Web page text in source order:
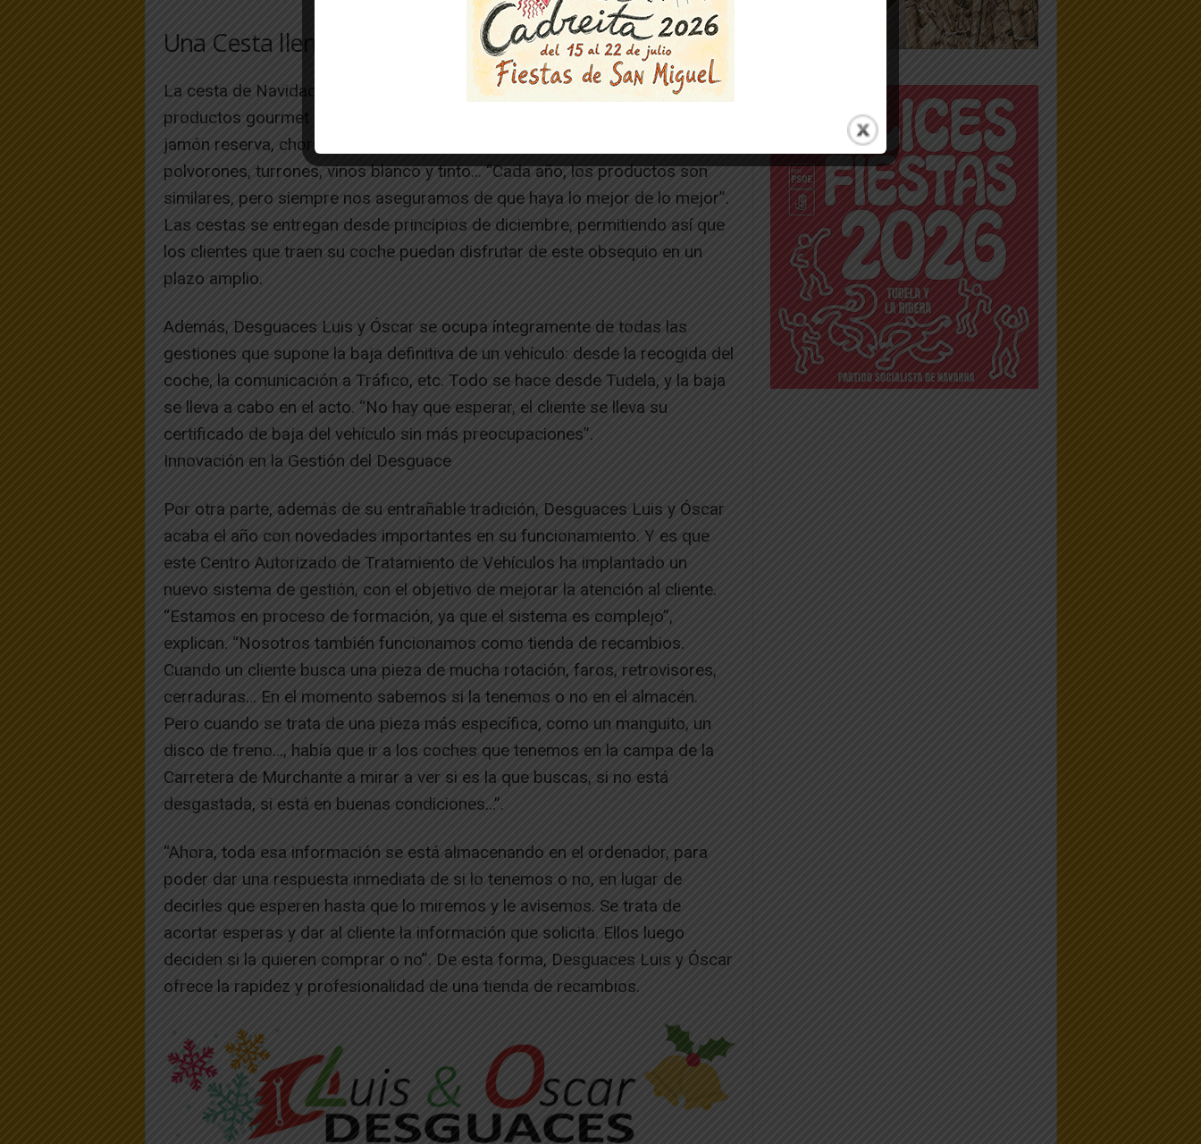
Una Cesta llena de delicias
La cesta de Navidad de Desguaces Luis y Óscar es un regalo repleto de
productos gourmet que no deja a nadie indiferente. Incluye una pata de
jamón reserva, chorizo ibérico, salchichón, queso, bombones, trufas,
polvorones, turrones, vinos blanco y tinto… “Cada año, los productos son
similares, pero siempre nos aseguramos de que haya lo mejor de lo mejor”.
Las cestas se entregan desde principios de diciembre, permitiendo así que
los clientes que traen su coche puedan disfrutar de este obsequio en un
plazo amplio.
Además, Desguaces Luis y Óscar se ocupa íntegramente de todas las
gestiones que supone la baja definitiva de un vehículo: desde la recogida del
coche, la comunicación a Tráfico, etc. Todo se hace desde Tudela, y la baja
se lleva a cabo en el acto. “No hay que esperar, el cliente se lleva su
certificado de baja del vehículo sin más preocupaciones”.
Innovación en la Gestión del Desguace
Por otra parte, además de su entrañable tradición, Desguaces Luis y Óscar
acaba el año con novedades importantes en su funcionamiento. Y es que
este Centro Autorizado de Tratamiento de Vehículos ha implantado un
nuevo sistema de gestión, con el objetivo de mejorar la atención al cliente.
“Estamos en proceso de formación, ya que el sistema es complejo”,
explican. “Nosotros también funcionamos como tienda de recambios.
Cuando un cliente busca una pieza de mucha rotación, faros, retrovisores,
cerraduras… En el momento sabemos si la tenemos o no en el almacén.
Pero cuando se trata de una pieza más específica, como un manguito, un
disco de freno…, había que ir a los coches que tenemos en la campa de la
Carretera de Murchante a mirar a ver si es la que buscas, si no está
desgastada, si está en buenas condiciones…”.
“Ahora, toda esa información se está almacenando en el ordenador, para
poder dar una respuesta inmediata de si lo tenemos o no, en lugar de
decirles que esperen hasta que lo miremos y le avisemos. Se trata de
acortar esperas y dar al cliente la información que solicita. Ellos luego
deciden si la quieren comprar o no”. De esta forma, Desguaces Luis y Óscar
ofrece la rapidez y profesionalidad de una tienda de recambios.